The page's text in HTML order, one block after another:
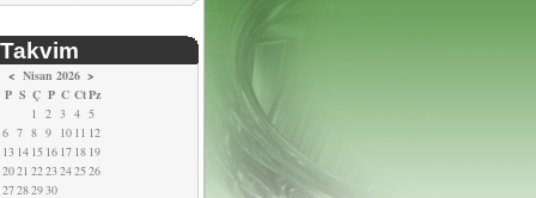
Takvim
< Nisan 2026 >
P S Ç P C CtPz
1 2 3 4 5
6 7 8 9 10 11 12
13 14 15 16 17 18 19
2021 2223242526
27282930